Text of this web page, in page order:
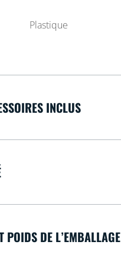
Plastique
INCLUS
POIDS DE L’EMBALLAGE